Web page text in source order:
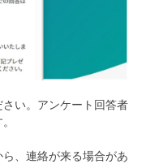
い。アンケート回答者
、連絡が来る場合があ